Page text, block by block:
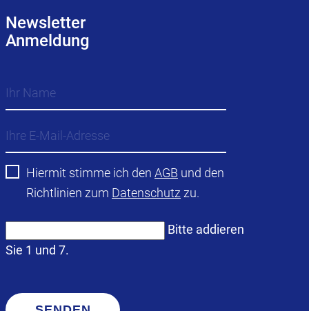
Newsletter
Anmeldung
Hiermit stimme ich den AGB und den
Richtlinien zum Datenschutz zu.
Bitte addieren
Sie 1 und 7.